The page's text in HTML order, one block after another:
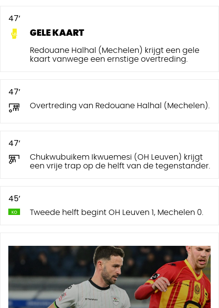
47’
GELE KAART
Redouane Halhal (Mechelen) krijgt een gele
kaart vanwege een ernstige overtreding.
47’
Overtreding van Redouane Halhal (Mechelen).
47’
Chukwubuikem Ikwuemesi (OH Leuven) krijgt
een vrije trap op de helft van de tegenstander.
45’
Tweede helft begint OH Leuven 1, Mechelen 0.